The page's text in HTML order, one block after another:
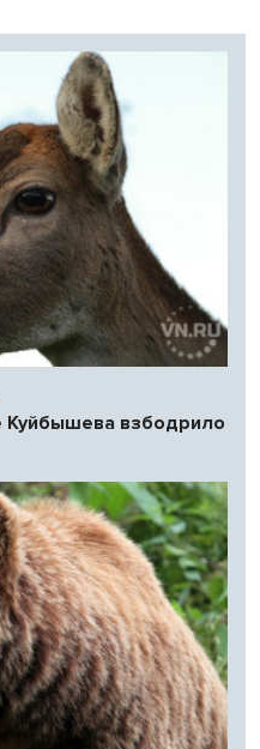
Куйбышева взбодрило